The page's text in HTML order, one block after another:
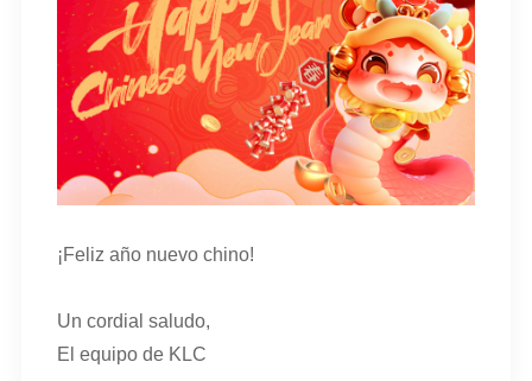
¡Feliz año nuevo chino!
Un cordial saludo,
El equipo de KLC